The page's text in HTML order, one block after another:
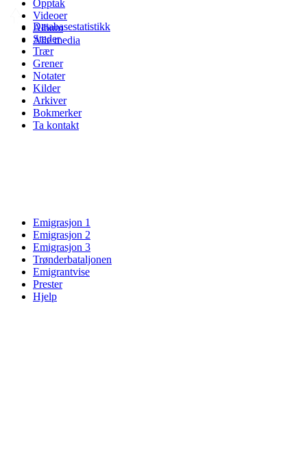
Opptak
Videoer
Album
Alle media
Databasestatistikk
Steder
Trær
Grener
Notater
Kilder
Arkiver
Bokmerker
Ta kontakt
Emigrasjon 1
Emigrasjon 2
Emigrasjon 3
Trønderbataljonen
Emigrantvise
Prester
Hjelp